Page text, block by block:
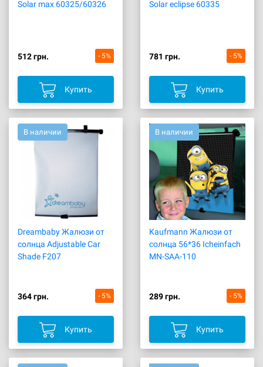
Solar max 60325/60326
512 грн. - 5%
Купить
Solar eclipse 60335
781 грн. - 5%
Купить
В наличии
Dreambaby Жалюзи от
солнца Adjustable Car
Shade F207
364 грн. - 5%
Купить
В наличии
Kaufmann Жалюзи от
солнца 56*36 Icheinfach
MN-SAA-110
289 грн. - 5%
Купить